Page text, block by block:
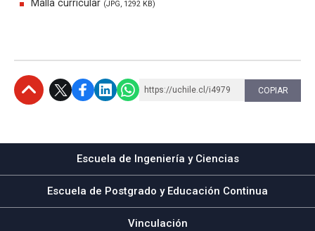
Malla curricular (JPG, 1292 KB)
https://uchile.cl/i4979 COPIAR
Escuela de Ingeniería y Ciencias
Escuela de Postgrado y Educación Continua
Vinculación